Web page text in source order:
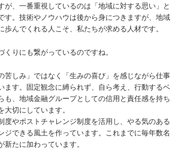
が、一番重視しているのは「地域に対する思い」と
す。技術やノウハウは後から身につきますが、地域
歩んでくれる人こそ、私たちが求める人材です。
くりにも繋がっているのですね。
苦しみ」ではなく「生みの喜び」を感じながら仕事
ます。固定観念に縛られず、自ら考え、行動するベ
も、地域金融グループとしての信用と責任感を持ち
切にしています。
度やポストチャレンジ制度を活用し、やる気のある
ジできる風土を作っています。これまでに毎年数名
たに加わっています。